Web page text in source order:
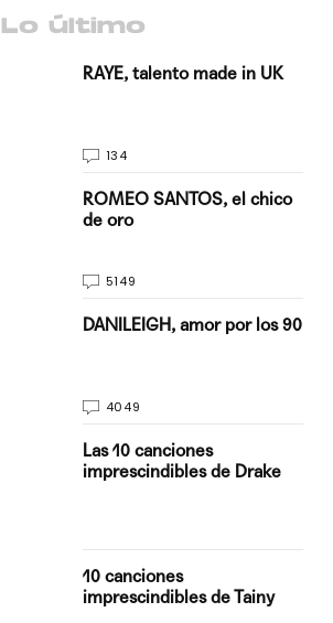
Lo último
RAYE, talento made in UK
134
ROMEO SANTOS, el chico
de oro
5149
DANILEIGH, amor por los 90
4049
Las 10 canciones
imprescindibles de Drake
10 canciones
imprescindibles de Tainy